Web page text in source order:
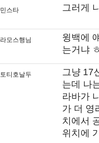
민스타 그러게
라모스행님
윙백에
는거냐
토티호날두
그냥 17
는데 나
라바가
가 더 영
치에서
위치에